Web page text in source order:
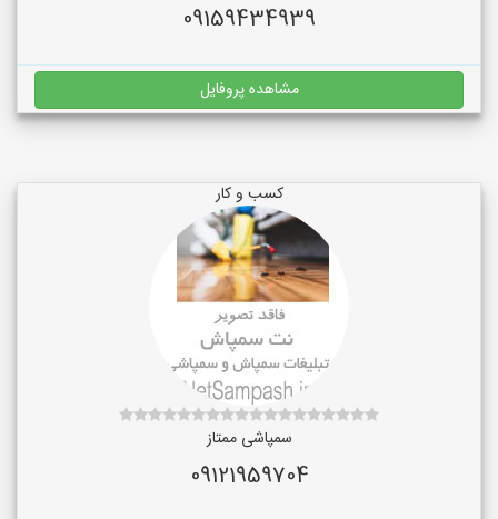
09159434939
مشاهده پروفایل
کسب و کار
سمپاشی ممتاز
09121959704